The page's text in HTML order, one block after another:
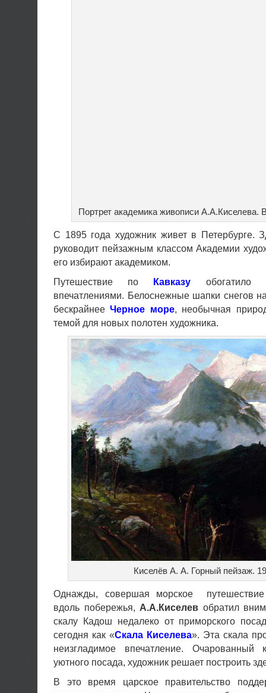
Портрет академика живописи А.А.Киселева.
С 1895 года художник живет в Петербурге.
руководит пейзажным классом Академии
его избирают академиком.
Путешествие по Кавказу обогатило
впечатлениями. Белоснежные шапки снегов
бескрайнееЧерное море, необычная
темой для новых полотен художника.
Киселёв А. А. Горный пейзаж.
Однажды, совершая морское
вдоль побережья, А.А.Киселев обратил
скалу Кадош недалеко от приморского
сегодня как «Скала Киселева». Эта скала
неизгладимое впечатление. Очарованный
уютного посада, художник решает построить
В это время царское правительство